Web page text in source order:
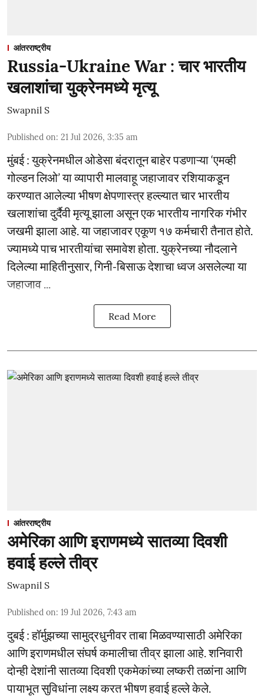
आंतरराष्ट्रीय
Russia-Ukraine War : चार भारतीय
खलाशांचा युक्रेनमध्ये मृत्यू
Swapnil S
Published on: 21 Jul 2026, 3:35 am
मुंबई : युक्रेनमधील ओडेसा बंदरातून बाहेर पडणाऱ्या ‘एमव्ही
गोल्डन लिओ’ या व्यापारी मालवाहू जहाजावर रशियाकडून
करण्यात आलेल्या भीषण क्षेपणास्त्र हल्ल्यात चार भारतीय
खलाशांचा दुर्दैवी मृत्यू झाला असून एक भारतीय नागरिक गंभीर
जखमी झाला आहे. या जहाजावर एकूण १७ कर्मचारी तैनात होते.
ज्यामध्ये पाच भारतीयांचा समावेश होता. युक्रेनच्या नौदलाने
दिलेल्या माहितीनुसार, गिनी-बिसाऊ देशाचा ध्वज असलेल्या या
जहाजाव ...
Read More
आंतरराष्ट्रीय
अमेरिका आणि इराणमध्ये सातव्या दिवशी
हवाई हल्ले तीव्र
Swapnil S
Published on: 19 Jul 2026, 7:43 am
दुबई : हॉर्मुझच्या सामुद्रधुनीवर ताबा मिळवण्यासाठी अमेरिका
आणि इराणमधील संघर्ष कमालीचा तीव्र झाला आहे. शनिवारी
दोन्ही देशांनी सातव्या दिवशी एकमेकांच्या लष्करी तळांना आणि
पायाभूत सुविधांना लक्ष्य करत भीषण हवाई हल्ले केले.